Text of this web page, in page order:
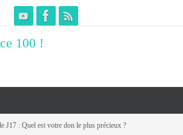
100 !
J17 : Quel est votre don le plus précieux ?